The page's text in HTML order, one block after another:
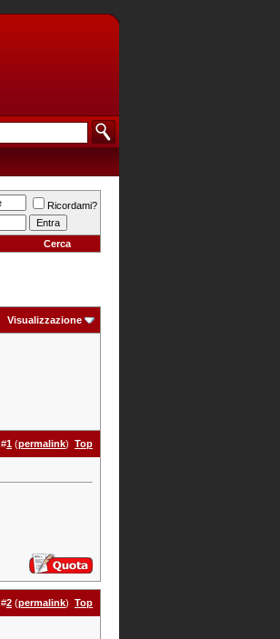
Ricordami?
Cerca
Visualizzazione
#1 (permalink) Top
#2 (permalink) Top